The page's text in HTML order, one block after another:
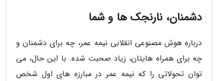
دشمنان، نارنجک ها و شما
درباره هوش مصنوعی انقلابی نیمه عمر، چه برای دشمنان و
چه برای همراه هایتان، زیاد صحبت شده. با این حال، می
توان تحولاتی را که نیمه عمر در مبارزه های اول شخص